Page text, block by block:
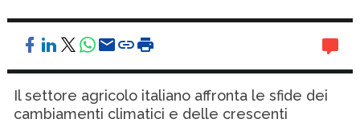
Il settore agricolo italiano affronta le sfide dei
cambiamenti climatici e delle crescenti